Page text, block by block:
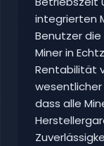
integrierten
Benutzer
Miner in
Rentabilität
dass alle